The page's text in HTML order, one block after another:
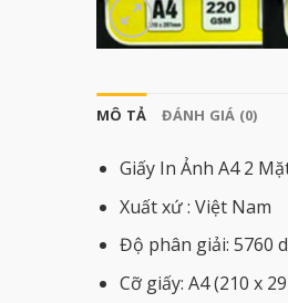
MÔ TẢ ĐÁNH GIÁ (0)
Giấy In Ảnh A4 2
Xuất xứ : Việt Nam
Độ phân giải: 5760
Cỡ giấy: A4 (210 x